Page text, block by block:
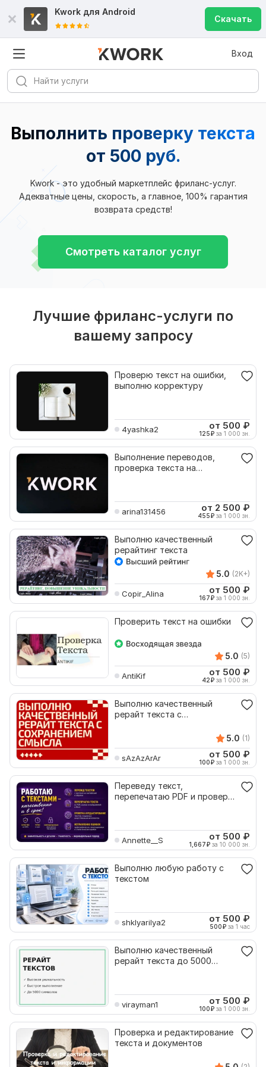
Kwork для Android
Скачать
Вход
Выполнить проверку текста
от 500 руб.
Kwork - это удобный маркетплейс фриланс-услуг.
Адекватные цены, скорость, а главное, 100% гарантия
возврата средств!
Смотреть каталог услуг
Лучшие фриланс-услуги по
вашему запросу
Проверю текст на ошибки,
выполню корректуру
4yashka2 от 500 ₽
125₽ за 1 000 зн.
Выполнение переводов,
проверка текста на
arina131456 от 2 500 ₽
455₽ за 1 000 зн.
Выполню качественный
рерайтинг текста
5.0 (2K+)
Copir_Alina от 500 ₽
167₽ за 1 000 зн.
Проверить текст на ошибки
5.0 (5)
AntiKif от 500 ₽
42₽ за 1 000 зн.
Выполню качественный
рерайт текста с
5.0 (1)
sAzAzArAr от 500 ₽
100₽ за 1 000 зн.
Переведу текст,
перепечатаю PDF и проверю
Annette__S от 500 ₽
1,667₽ за 10 000 зн.
Выполню любую работу с
текстом
shklyarilya2 от 500 ₽
500₽ за 1 час
Выполню качественный
рерайт текста до 5000
virayman1 от 500 ₽
100₽ за 1 000 зн.
Проверка и редактирование
текста и документов